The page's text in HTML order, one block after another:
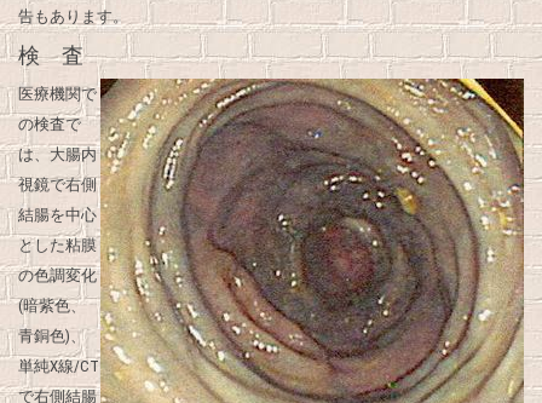
告もあります。
検 査
医療機関で
の検査で
は、大腸内
視鏡で右側
結腸を中心
とした粘膜
の色調変化
(暗紫色、
青銅色)、
単純X線/CT
で右側結腸